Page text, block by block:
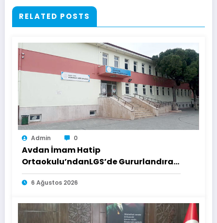
RELATED POSTS
Admin 0
Avdan İmam Hatip
Ortaokulu’ndanLGS’de Gururlandıran
Başarı
6 Ağustos 2026